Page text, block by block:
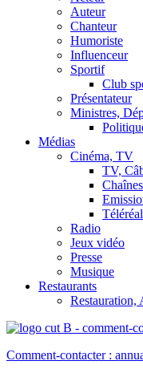
Auteur
Chanteur
Humoriste
Influenceur
Sportif
Club
Présentateur
Ministres,
Médias
Cinéma, TV
TV,
Radio
Jeux vidéo
Presse
Musique
Restaurants
Restauration,
Comment-contacter :